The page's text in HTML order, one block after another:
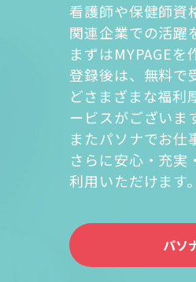
看護師や保健師資
関連企業での活躍
まずはMYPAGEを
登録後は、無料で
どさまざまな福利
ービスがございま
またパソナでお仕
さらに安心・充実
利用いただけます。
パソ